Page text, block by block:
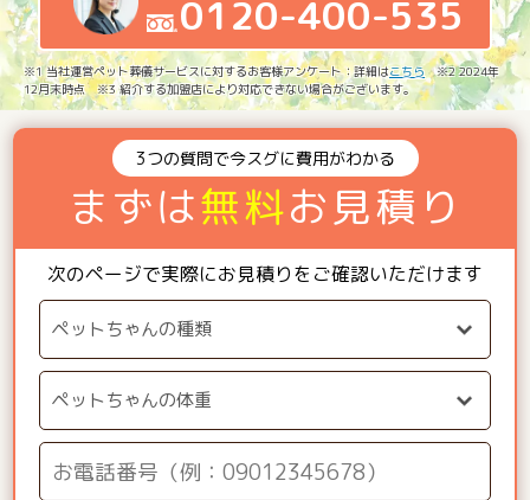
0120-400-535
※1 当社運営ペット葬儀サービスに対するお客様アンケート：詳細はこちら ※2 2024年
12月末時点 ※3 紹介する加盟店により対応できない場合がございます。
3つの質問で今スグに費用がわかる
まずは無料お見積り
次のページで実際にお見積りをご確認いただけます